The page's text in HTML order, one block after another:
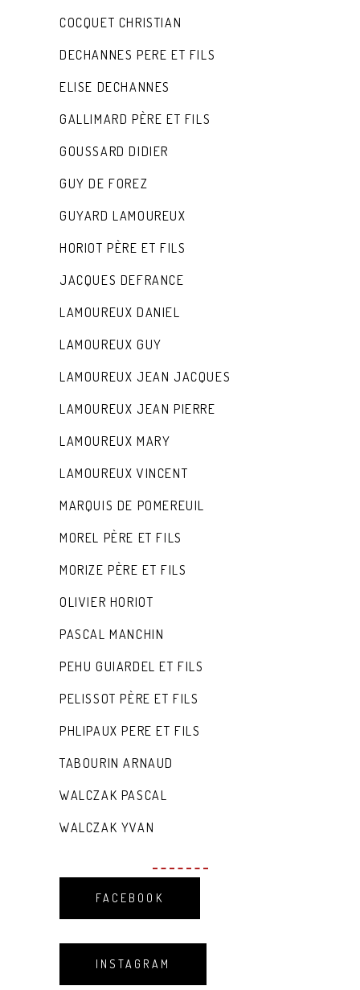
COCQUET CHRISTIAN
DECHANNES PERE ET FILS
ELISE DECHANNES
GALLIMARD PÈRE ET FILS
GOUSSARD DIDIER
GUY DE FOREZ
GUYARD LAMOUREUX
HORIOT PÈRE ET FILS
JACQUES DEFRANCE
LAMOUREUX DANIEL
LAMOUREUX GUY
LAMOUREUX JEAN JACQUES
LAMOUREUX JEAN PIERRE
LAMOUREUX MARY
LAMOUREUX VINCENT
MARQUIS DE POMEREUIL
MOREL PÈRE ET FILS
MORIZE PÈRE ET FILS
OLIVIER HORIOT
PASCAL MANCHIN
PEHU GUIARDEL ET FILS
PELISSOT PÈRE ET FILS
PHLIPAUX PERE ET FILS
TABOURIN ARNAUD
WALCZAK PASCAL
WALCZAK YVAN
FACEBOOK
INSTAGRAM